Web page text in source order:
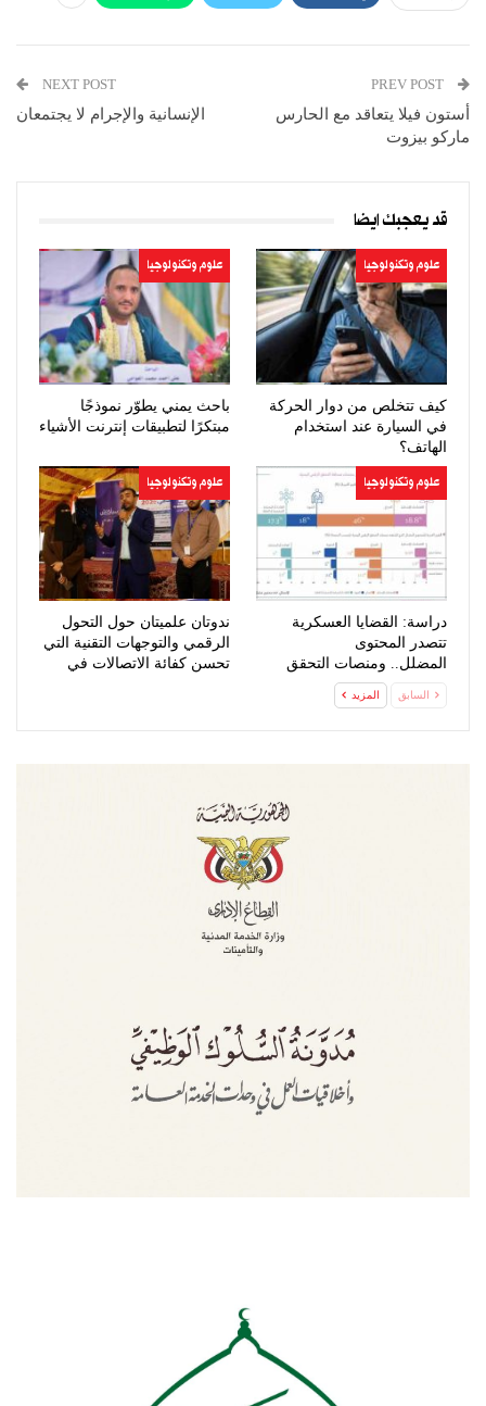
أستون فيلا يتعاقد مع الحارس
ماركو بيزوت
NEXT POST
الإنسانية والإجرام لا يجتمعان
قد يعجبك ايضا
علوم وتكنولوجيا
كيف تتخلص من دوار الحركة
في السيارة عند استخدام
الهاتف؟
علوم وتكنولوجيا
باحث يمني يطوّر نموذجًا
مبتكرًا لتطبيقات إنترنت الأشياء
علوم وتكنولوجيا
دراسة: القضايا العسكرية
تتصدر المحتوى
المضلل.. ومنصات التحقق
الرقمي تعزز مواجهة…
علوم وتكنولوجيا
ندوتان علميتان حول التحول
الرقمي والتوجهات التقنية التي
تحسن كفائة الاتصالات في
السابق المزيد